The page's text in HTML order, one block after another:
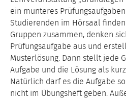
ein munteres
Studierenden im Hörsaal
Gruppen zusammen, denken
Prüfungsaufgabe aus und
Musterlösung. Dann stellt jede
Aufgabe und die Lösung als
Natürlich darf es die Aufgabe
nicht im Übungsheft geben.